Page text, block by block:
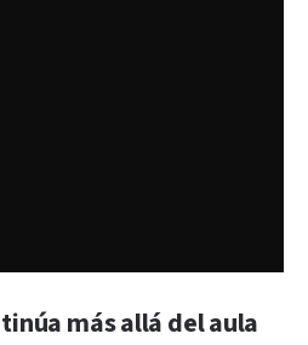
más allá del aula